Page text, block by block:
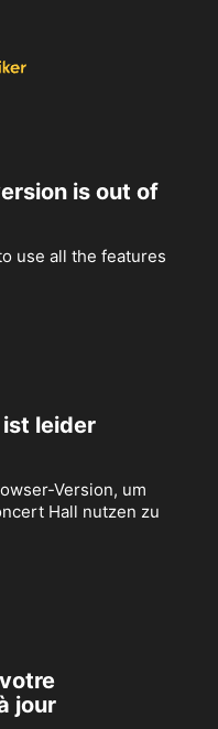
is out of
use all the features
leider
Version, um
Hall nutzen zu
jour